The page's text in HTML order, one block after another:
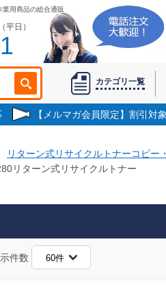
用商品の総合通販
日）
カテゴリ一覧
【メルマガ会員限定】割引対
リターン式リサイクルトナーコピー
リターン式リサイクルトナー
件数